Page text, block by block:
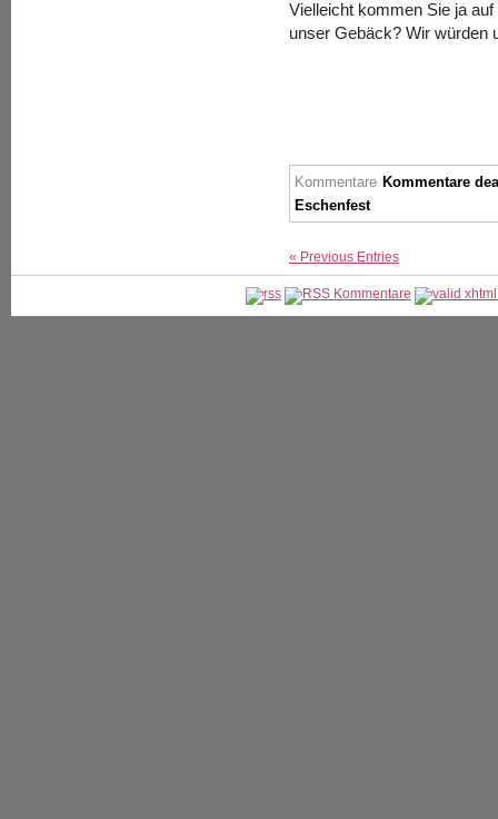
Vielleicht kommen Sie ja
unser Gebäck? Wir würden
Kommentare Kommentare
Eschenfest
« Previous Entries